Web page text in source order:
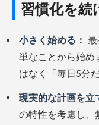
習慣化を続
小さく始める：
単なことから始め
はなく「毎日5分
現実的な計画を立
の特性を考慮し、